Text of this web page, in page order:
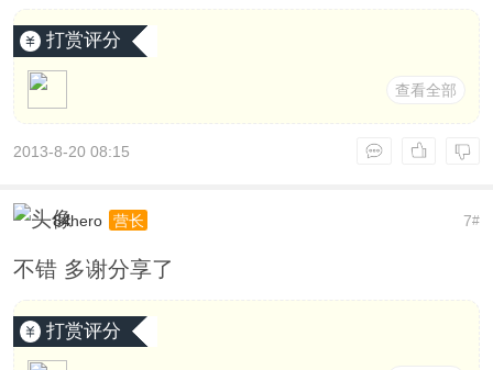
打赏评分
查看全部
2013-8-20 08:15
7#
84hero 营长
不错 多谢分享了
打赏评分